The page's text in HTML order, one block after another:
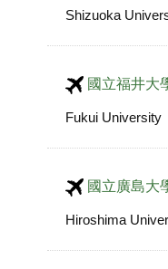
Shizuoka
國立福井大
Fukui University
國立廣島大
Hiroshima